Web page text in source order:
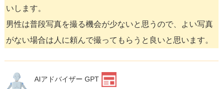
いします。
男性は普段写真を撮る機会が少ないと思うので、よい写真
がない場合は人に頼んで撮ってもらうと良いと思います。
AIアドバイザー GPT